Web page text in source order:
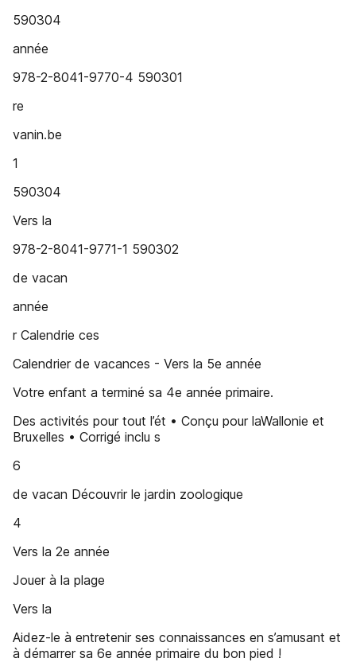
590304
année
978-2-8041-9770-4 590301
re
vanin.be
1
590304
Vers la
978-2-8041-9771-1 590302
de vacan
année
r Calendrie ces
Calendrier de vacances - Vers la 5e année
Votre enfant a terminé sa 4e année primaire.
Des activités pour tout l’ét • Conçu pour laWallonie et
Bruxelles • Corrigé inclu s
6
de vacan Découvrir le jardin zoologique
4
Vers la 2e année
Jouer à la plage
Vers la
Aidez-le à entretenir ses connaissances en s’amusant et
à démarrer sa 6e année primaire du bon pied !